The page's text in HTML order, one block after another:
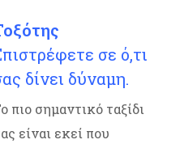
σε ό,τι
δίνει δύναμη.
πιο σημαντικό ταξίδι
είναι εκεί που